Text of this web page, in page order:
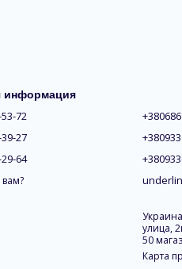
информация
72
27
64
улица,
50
Карта